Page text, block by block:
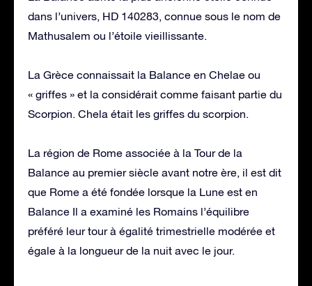
dans l’univers, HD 140283, connue sous le nom de
Mathusalem ou l’étoile vieillissante.
La Grèce connaissait la Balance en Chelae ou
« griffes » et la considérait comme faisant partie du
Scorpion. Chela était les griffes du scorpion.
La région de Rome associée à la Tour de la
Balance au premier siècle avant notre ère, il est dit
que Rome a été fondée lorsque la Lune est en
Balance Il a examiné les Romains l’équilibre
préféré leur tour à égalité trimestrielle modérée et
égale à la longueur de la nuit avec le jour.